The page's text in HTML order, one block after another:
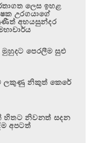
ලෙස ඉහළ
උරගයාගේ
අභයසුන්දර
පෙරලීම සුළු
ලකුණු නිකුත් කෙරේ
හිතට නිවනත් සදන
අපටත්